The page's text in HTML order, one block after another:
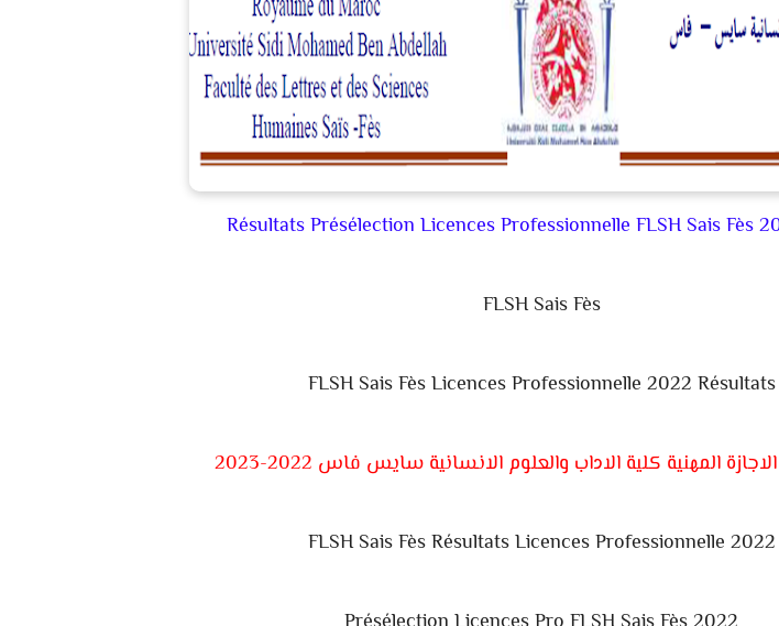
Résultats Présélection Licences Professionnelle FLSH Sais Fès
FLSH Sais Fès
FLSH Sais Fès Licences Professionnelle 2022 Résultats
المهنية كلية الاداب والعلوم الانسانية سايس فاس 2022-2023
FLSH Sais FèsRésultatsLicences Professionnelle 2022